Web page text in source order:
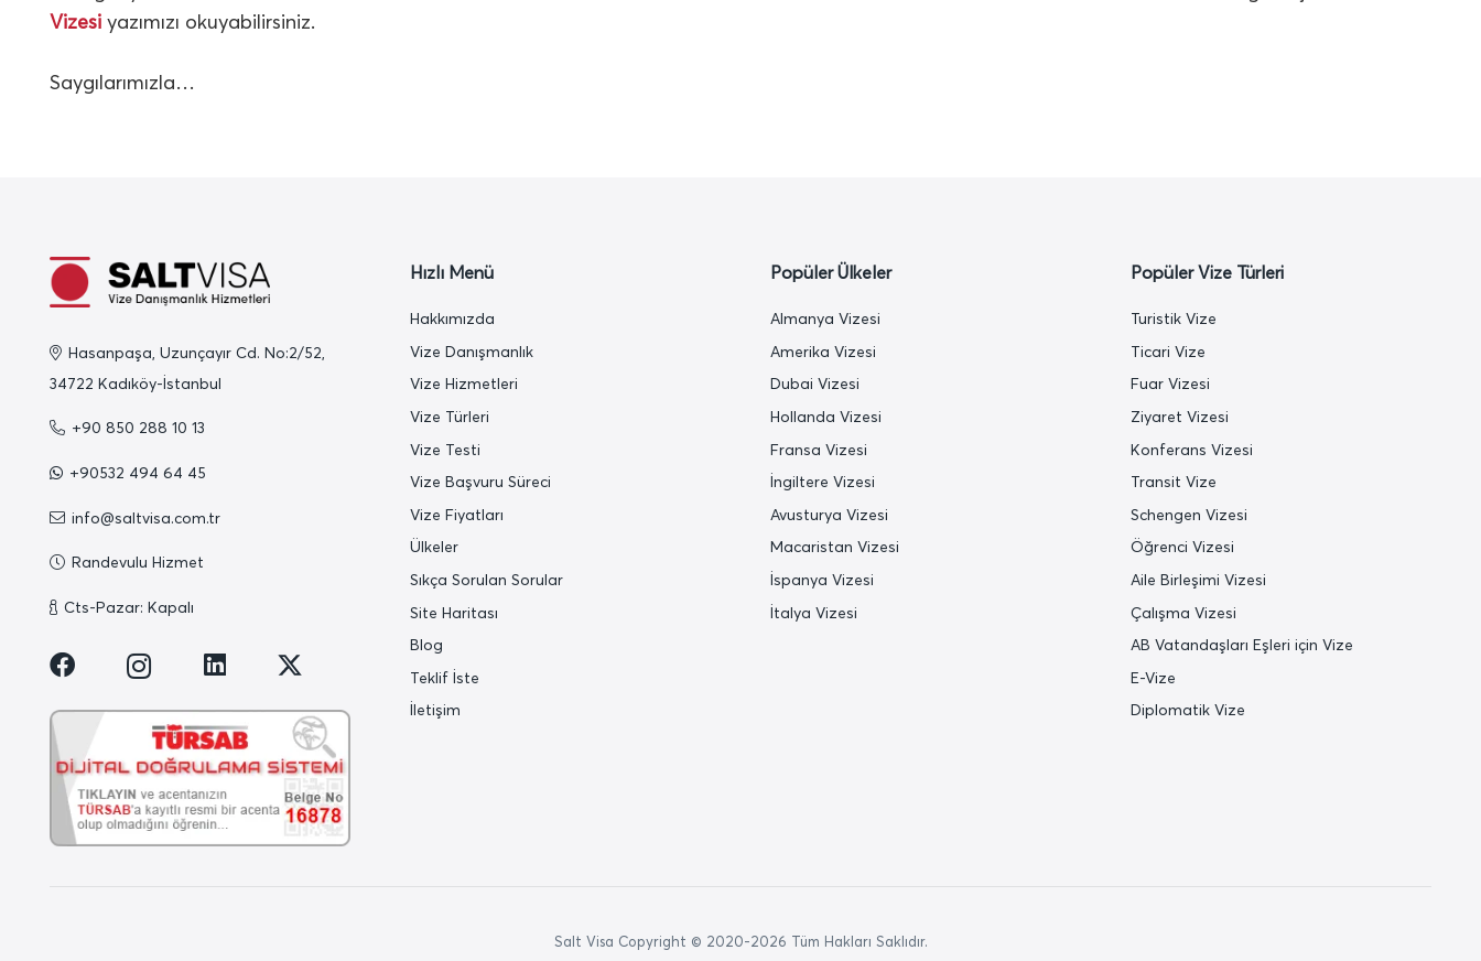
Vizesi yazımızı okuyabilirsiniz.
Saygılarımızla…
Hasanpaşa, Uzunçayır Cd. No:2/52,
34722 Kadıköy-İstanbul
+90 850 288 10 13
+90532 494 64 45
info@saltvisa.com.tr
Randevulu Hizmet
Cts-Pazar: Kapalı
Hızlı Menü
Hakkımızda
Vize Danışmanlık
Vize Hizmetleri
Vize Türleri
Vize Testi
Vize Başvuru Süreci
Vize Fiyatları
Ülkeler
Sıkça Sorulan Sorular
Site Haritası
Blog
Teklif İste
İletişim
Popüler Ülkeler
Almanya Vizesi
Amerika Vizesi
Dubai Vizesi
Hollanda Vizesi
Fransa Vizesi
İngiltere Vizesi
Avusturya Vizesi
Macaristan Vizesi
İspanya Vizesi
İtalya Vizesi
Popüler Vize Türleri
Turistik Vize
Ticari Vize
Fuar Vizesi
Ziyaret Vizesi
Konferans Vizesi
Transit Vize
Schengen Vizesi
Öğrenci Vizesi
Aile Birleşimi Vizesi
Çalışma Vizesi
AB Vatandaşları Eşleri için Vize
E-Vize
Diplomatik Vize
Salt Visa Copyright © 2020-2026 Tüm Hakları Saklıdır.